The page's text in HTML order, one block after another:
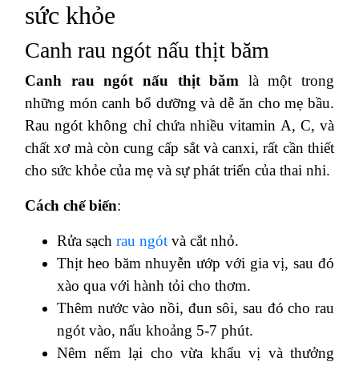
sức khỏe
Canh rau ngót nấu thịt băm
Canh rau ngót nấu thịt băm là một trong
những món canh bổ dưỡng và dễ ăn cho mẹ bầu.
Rau ngót không chỉ chứa nhiều vitamin A, C, và
chất xơ mà còn cung cấp sắt và canxi, rất cần thiết
cho sức khỏe của mẹ và sự phát triển của thai nhi.
Cách chế biến:
Rửa sạch rau ngót và cắt nhỏ.
Thịt heo băm nhuyễn ướp với gia vị, sau đó
xào qua với hành tỏi cho thơm.
Thêm nước vào nồi, đun sôi, sau đó cho rau
ngót vào, nấu khoảng 5-7 phút.
Nêm nếm lại cho vừa khẩu vị và thưởng